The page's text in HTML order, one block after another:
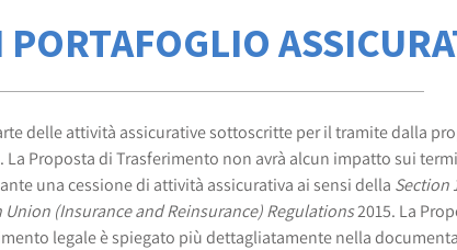
delle attività assicurative sottoscritte per il tramite dalla
Proposta di Trasferimento non avrà alcun impatto sui
una cessione di attività assicurativa ai sensi della Section
(Insurance and Reinsurance) Regulations2015. La
legale è spiegato più dettagliatamente nella